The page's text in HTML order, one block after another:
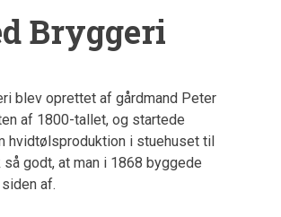
Bryggeri
blev oprettet af gårdmand Peter
af 1800-tallet, og startede
hvidtølsproduktion i stuehuset til
så godt, at man i 1868 byggede
af.